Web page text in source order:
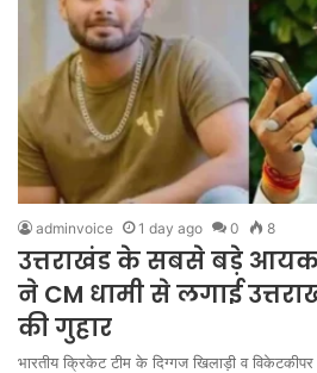
adminvoice 1 day ago 0 8
उत्तराखंड के सबसे बड़े
ने CM धामी से लगाई
की गुहार
भारतीय क्रिकेट टीम के दिग्गज खिलाड़ी व